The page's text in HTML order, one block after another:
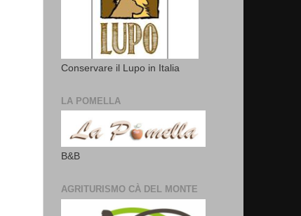
Conservare il Lupo in Italia
LA POMELLA
B&B
AGRITURISMO CÀ DEL MONTE